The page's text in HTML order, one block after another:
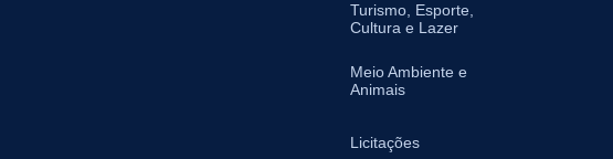
Turismo, Esporte,
Cultura e Lazer
Meio Ambiente e
Animais
Licitações